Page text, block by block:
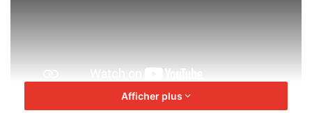
Afficher plus